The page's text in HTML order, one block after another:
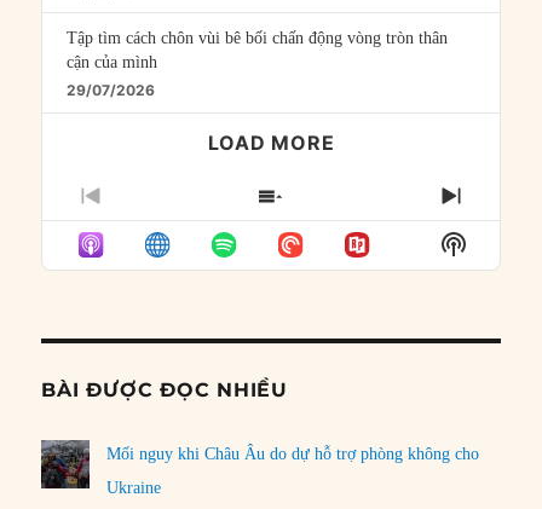
Tập tìm cách chôn vùi bê bối chấn động vòng tròn thân
cận của mình
29/07/2026
LOAD MORE
PREVIOUS
EPISODE
SHOW
EPISODES
LIST
NEXT
Show
Podcast
BÀI ĐƯỢC ĐỌC NHIỀU
Mối nguy khi Châu Âu do dự hỗ trợ phòng không cho
Ukraine